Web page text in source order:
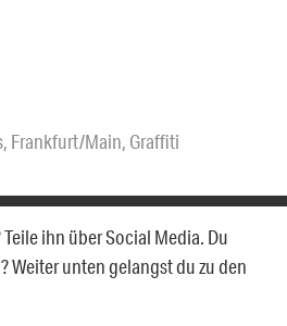
, Frankfurt/Main, Graffiti
ihn über Social Media. Du
Weiter unten gelangst du zu den